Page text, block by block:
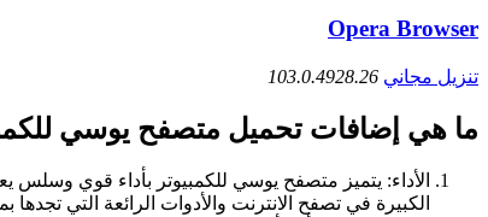
Opera Browser
تنزيل مجاني 103.0.4928.26
ما هي إضافات تحميل متصفح يوسي
الأداء: يتميز متصفح يوسي للكمبيوتر بأداء قوي وسلس
الكبيرة في تصفح الانترنت والأدوات الرائعة التي تجدها